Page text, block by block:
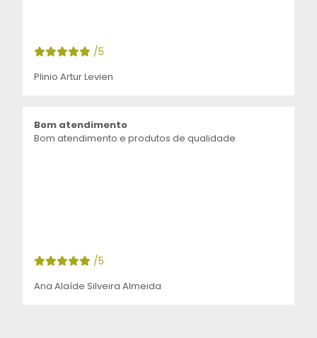
/5
Plinio Artur Levien
Bom atendimento
Bom atendimento e produtos de qualidade
/5
Ana Alaíde Silveira Almeida